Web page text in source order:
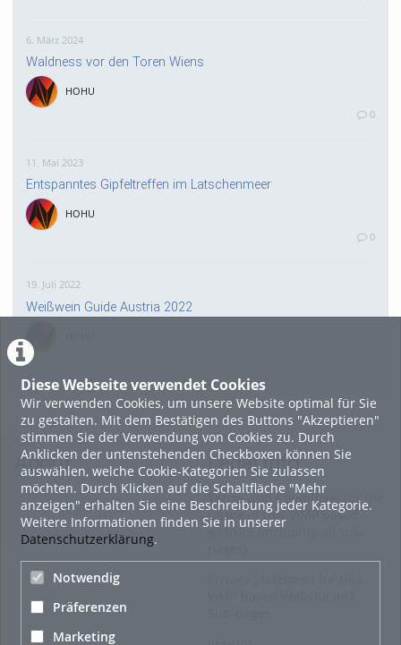
Diese Webseite verwendet Cookies
Wir verwenden Cookies, um unsere Website optimal für Sie
zu gestalten. Mit dem Bestätigen des Buttons "Akzeptieren"
stimmen Sie der Verwendung von Cookies zu. Durch
Anklicken der untenstehenden Checkboxen können Sie
auswählen, welche Cookie-Kategorien Sie zulassen
möchten. Durch Klicken auf die Schaltfläche "Mehr
anzeigen" erhalten Sie eine Beschreibung jeder Kategorie.
Weitere Informationen finden Sie in unserer
Datenschutzerklärung.
Notwendig
Präferenzen
Marketing
6. März 2024
Waldness vor den Toren Wiens
HOHU
0
11. Mai 2023
Entspanntes Gipfeltreffen im Latschenmeer
HOHU
0
19. Juli 2022
Weißwein Guide Austria 2022
16. Mai 2022
neuer Test-Newsbeitrag
HOHU
9. Mai 2022
¨Haager Lies reloaded“ - der neue Top-Radweg in OÖ
verbindet
About Legal Info
Terms and Conditions for the
Usage of this ViMP based
website (including all sub-